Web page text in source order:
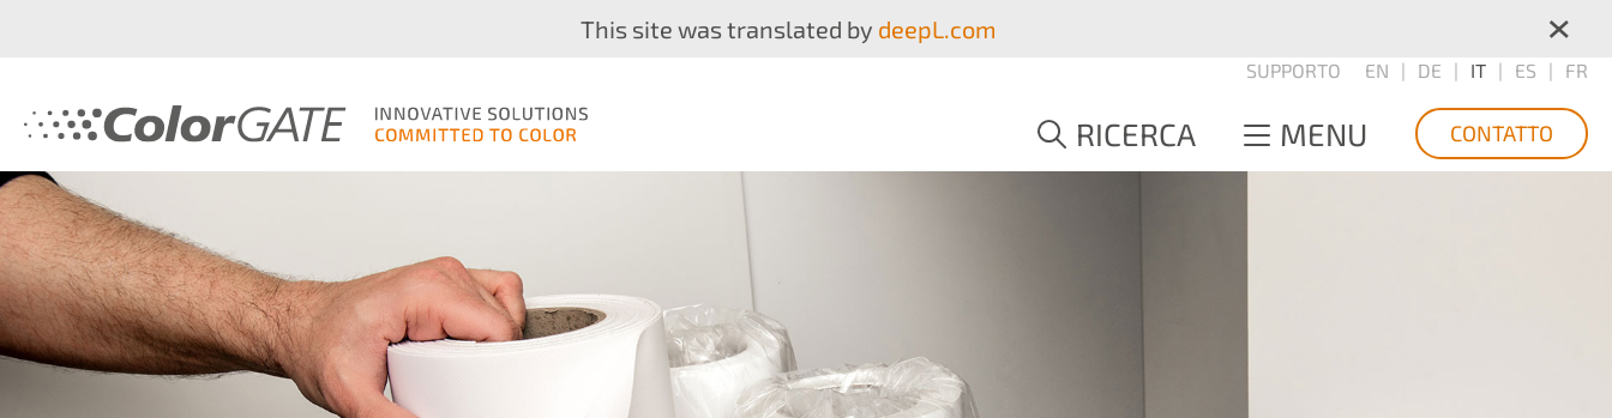
This site was translated by deepL.com ×
SUPPORTO EN DE IT ES FR
RICERCA MENU CONTATTO